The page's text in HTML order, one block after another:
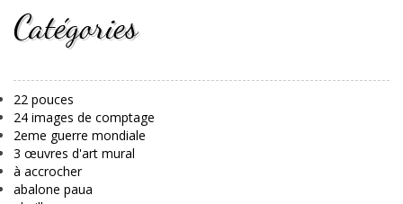
Catégories
22 pouces
24 images de comptage
2eme guerre mondiale
3 œuvres d'art mural
à accrocher
abalone paua